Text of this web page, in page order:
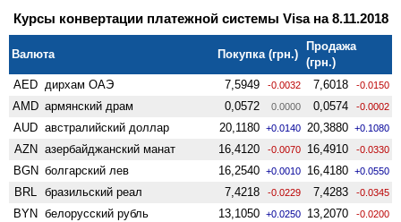
Курсы конвертации платежной системы Visa на 8.11.2018
Валюта Покупка (грн.)
Продажа
(грн.)
AED дирхам ОАЭ 7,5949 -0.0032 7,6018 -0.0150
AMD армянский драм 0,0572 0.0000 0,0574 -0.0002
AUD австралийский доллар 20,1180 +0.0140 20,3880 +0.1080
AZN азербайджанский манат 16,4120 -0.0070 16,4910 -0.0330
BGN болгарский лев 16,2540 +0.0010 16,4180 +0.0550
BRL бразильский реал 7,4218 -0.0229 7,4283 -0.0345
BYN белорусский рубль 13,1050 +0.0250 13,2070 -0.0200